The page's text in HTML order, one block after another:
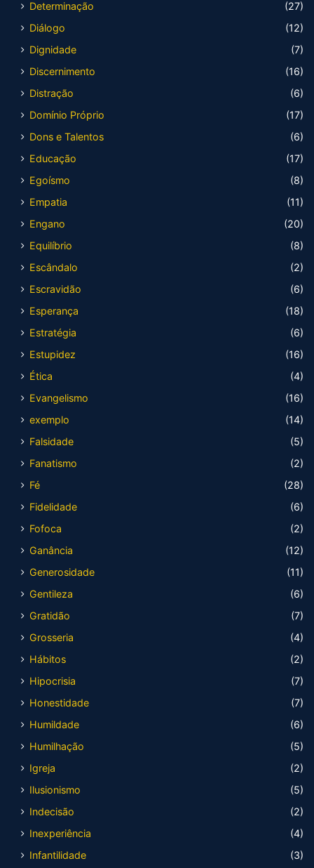
Determinação
(27)
Diálogo
(12)
Dignidade
(7)
Discernimento
(16)
Distração
(6)
Domínio Próprio
(17)
Dons e Talentos
(6)
Educação
(17)
Egoísmo
(8)
Empatia
(11)
Engano
(20)
Equilíbrio
(8)
Escândalo
(2)
Escravidão
(6)
Esperança
(18)
Estratégia
(6)
Estupidez
(16)
Ética
(4)
Evangelismo
(16)
exemplo
(14)
Falsidade
(5)
Fanatismo
(2)
Fé
(28)
Fidelidade
(6)
Fofoca
(2)
Ganância
(12)
Generosidade
(11)
Gentileza
(6)
Gratidão
(7)
Grosseria
(4)
Hábitos
(2)
Hipocrisia
(7)
Honestidade
(7)
Humildade
(6)
Humilhação
(5)
Igreja
(2)
Ilusionismo
(5)
Indecisão
(2)
Inexperiência
(4)
Infantilidade
(3)